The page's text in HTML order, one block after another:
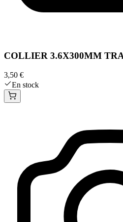
COLLIER 3.6X300MM
3,50 €
En stock